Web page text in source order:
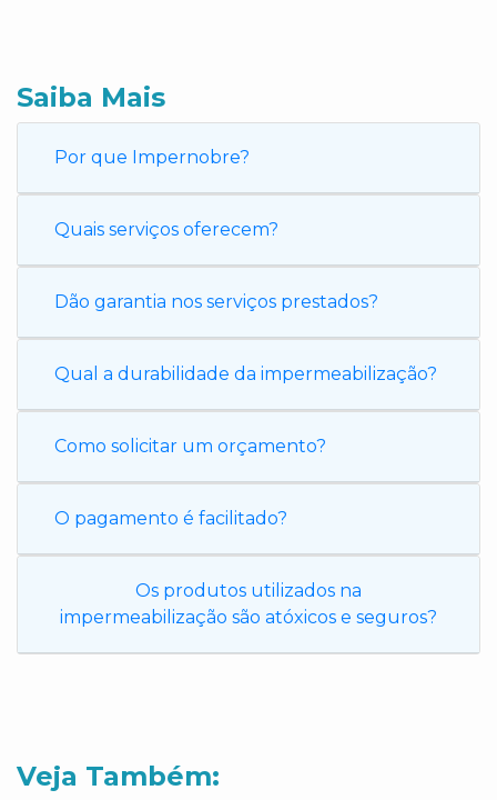
Saiba Mais
Por que Impernobre?
Quais serviços oferecem?
Dão garantia nos serviços prestados?
Qual a durabilidade da impermeabilização?
Como solicitar um orçamento?
O pagamento é facilitado?
Os produtos utilizados na
impermeabilização são atóxicos e seguros?
Veja Também: